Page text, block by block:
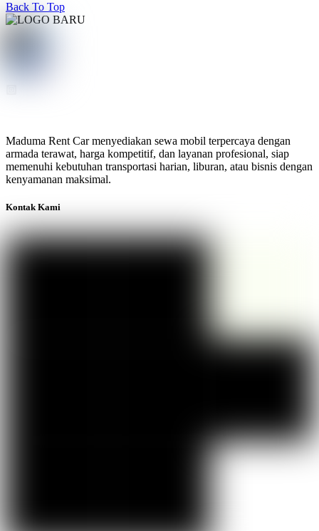
Back To Top
Maduma Rent Car menyediakan sewa mobil terpercaya dengan
armada terawat, harga kompetitif, dan layanan profesional, siap
memenuhi kebutuhan transportasi harian, liburan, atau bisnis dengan
kenyamanan maksimal.
Kontak Kami